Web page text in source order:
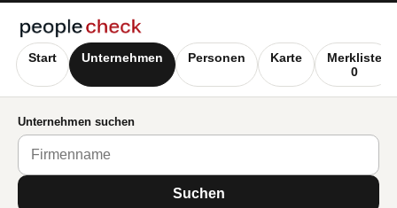
Start Unternehmen Personen Karte
Merkliste
0
Unternehmen suchen
Suchen